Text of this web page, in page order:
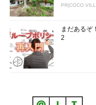
PR(COCO
まだあるぞ
2